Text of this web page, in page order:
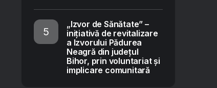
„Izvor de Sănătate” –
inițiativă de revitalizare
a Izvorului Pădurea
Neagră din județul
Bihor, prin voluntariat și
implicare comunitară